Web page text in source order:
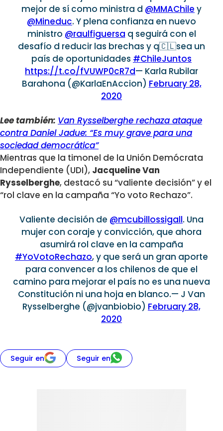
mejor de sí como ministra d @MMAChile y
@Mineduc. Y plena confianza en nuevo
ministro @raulfiguersa q seguirá con el
desafío d reducir las brechas y q🇨🇱sea un
país de oportunidades #ChileJuntos
https://t.co/fVUWP0cR7d— Karla Rubilar
Barahona (@KarlaEnAccion) February 28,
2020
Lee también: Van Rysselberghe rechaza ataque
contra Daniel Jadue: “Es muy grave para una
sociedad democrática”
Mientras que la timonel de la Unión Demócrata
Independiente (UDI), Jacqueline Van
Rysselberghe, destacó su “valiente decisión” y el
“rol clave en la campaña “Yo voto Rechazo”.
Valiente decisión de @mcubillossigall. Una
mujer con coraje y convicción, que ahora
asumirá rol clave en la campaña
#YoVotoRechazo, y que será un gran aporte
para convencer a los chilenos de que el
camino para mejorar el país no es una nueva
Constitución ni una hoja en blanco.— J Van
Rysselberghe (@jvanbiobio) February 28,
2020
Seguir en Seguir en